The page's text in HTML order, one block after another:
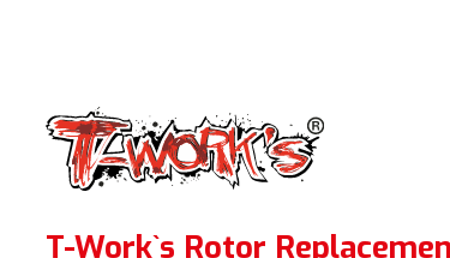
T-Work`s Rotor